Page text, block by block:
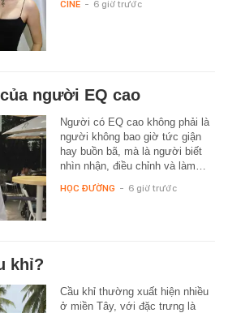
CINE - 6 giờ trước
người EQ cao
Người có EQ cao không phải là
người không bao giờ tức giận
hay buồn bã, mà là người biết
nhìn nhận, điều chỉnh và làm…
HỌC ĐƯỜNG - 6 giờ trước
khỉ?
Cầu khỉ thường xuất hiện nhiều
ở miền Tây, với đặc trưng là